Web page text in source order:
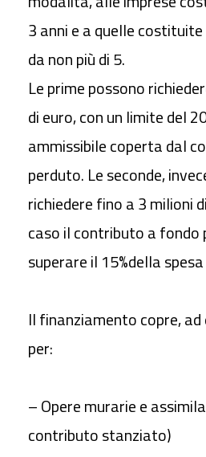
3 anni e a quelle
da non più di 5.
Le prime possono
di euro,con un limite del
ammissibile coperta dal
perduto. Le seconde,
richiederefino a 3 milioni
caso il contributo a fondo
superare il 15%della
Il finanziamento copre, ad
per:
– Opere murarie e
contributo stanziato)